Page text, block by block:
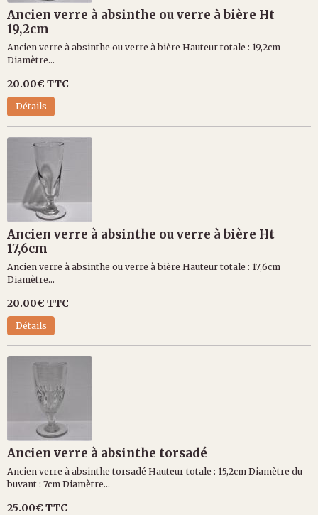
Ancien verre à absinthe ou verre à bière Ht
19,2cm
Ancien verre à absinthe ou verre à bière Hauteur totale : 19,2cm
Diamètre...
20.00€ TTC
Détails
Ancien verre à absinthe ou verre à bière Ht
17,6cm
Ancien verre à absinthe ou verre à bière Hauteur totale : 17,6cm
Diamètre...
20.00€ TTC
Détails
Ancien verre à absinthe torsadé
Ancien verre à absinthe torsadé Hauteur totale : 15,2cm Diamètre du
buvant : 7cm Diamètre...
25.00€ TTC